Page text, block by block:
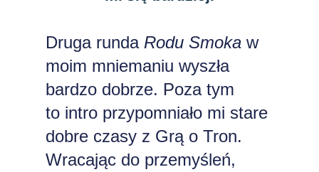
Druga runda Rodu Smoka w
moim mniemaniu wyszła
bardzo dobrze. Poza tym
to intro przypomniało mi stare
dobre czasy z Grą o Tron.
Wracając do przemyśleń,